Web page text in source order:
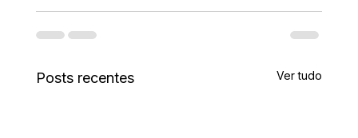
Posts recentes Ver tudo